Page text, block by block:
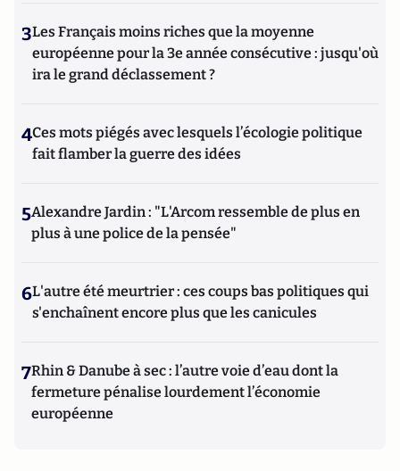
3Les Français moins riches que la moyenne
européenne pour la 3e année consécutive : jusqu'où
ira le grand déclassement ?
4Ces mots piégés avec lesquels l’écologie politique
fait flamber la guerre des idées
5Alexandre Jardin : "L'Arcom ressemble de plus en
plus à une police de la pensée"
6L'autre été meurtrier : ces coups bas politiques qui
s'enchaînent encore plus que les canicules
7Rhin & Danube à sec : l’autre voie d’eau dont la
fermeture pénalise lourdement l’économie
européenne